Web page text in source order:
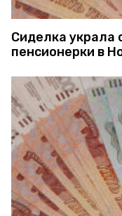
Сиделка украла
пенсионерки в